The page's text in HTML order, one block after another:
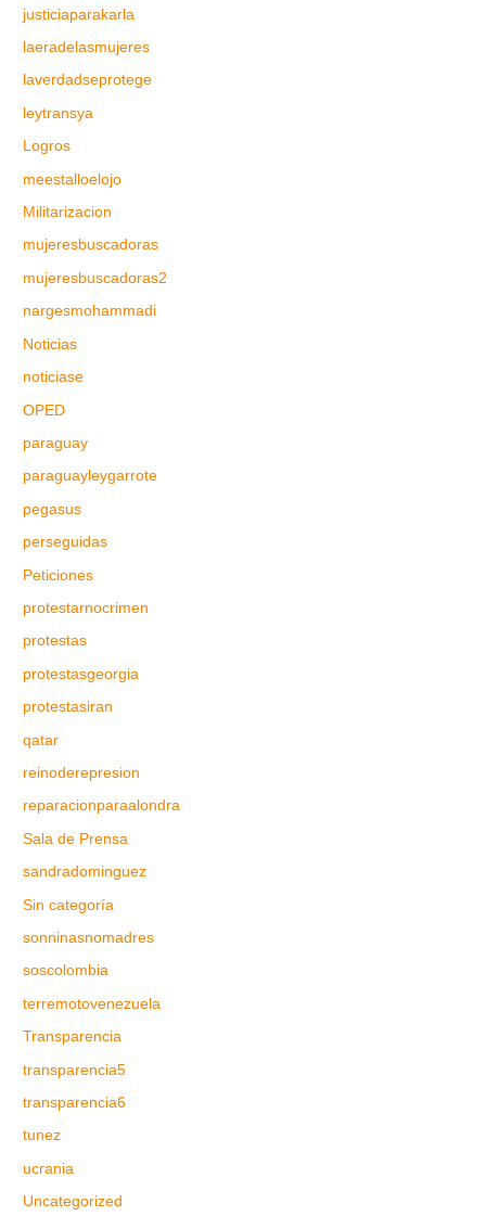
justiciaparakarla
laeradelasmujeres
laverdadseprotege
leytransya
Logros
meestalloelojo
Militarizacion
mujeresbuscadoras
mujeresbuscadoras2
nargesmohammadi
Noticias
noticiase
OPED
paraguay
paraguayleygarrote
pegasus
perseguidas
Peticiones
protestarnocrimen
protestas
protestasgeorgia
protestasiran
qatar
reinoderepresion
reparacionparaalondra
Sala de Prensa
sandradominguez
Sin categoría
sonninasnomadres
soscolombia
terremotovenezuela
Transparencia
transparencia5
transparencia6
tunez
ucrania
Uncategorized